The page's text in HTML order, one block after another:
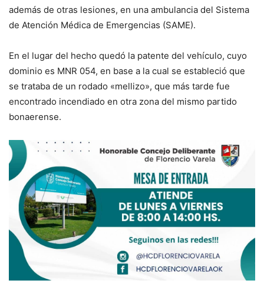
además de otras lesiones, en una ambulancia del Sistema
de Atención Médica de Emergencias (SAME).
En el lugar del hecho quedó la patente del vehículo, cuyo
dominio es MNR 054, en base a la cual se estableció que
se trataba de un rodado «mellizo», que más tarde fue
encontrado incendiado en otra zona del mismo partido
bonaerense.